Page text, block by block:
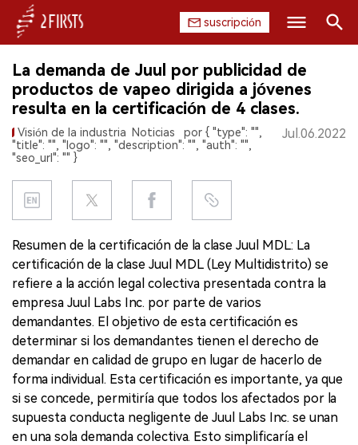
suscripción
INICIO
EMPRESA
PRODUCTO
REGULACIÓN
DATOS
EXPOSICIÓN
ENTREVISTA
Buscar
La demanda de Juul por publicidad de
productos de vapeo dirigida a jóvenes
resulta en la certificación de 4 clases.
Visión de la industria Noticias
por { "type": "",
"title": "", "logo": "", "description": "", "auth": "",
"seo_url": "" }
Jul.06.2022
Resumen de la certificación de la clase Juul MDL: La
certificación de la clase Juul MDL (Ley Multidistrito) se
refiere a la acción legal colectiva presentada contra la
empresa Juul Labs Inc. por parte de varios
demandantes. El objetivo de esta certificación es
determinar si los demandantes tienen el derecho de
demandar en calidad de grupo en lugar de hacerlo de
forma individual. Esta certificación es importante, ya que
si se concede, permitiría que todos los afectados por la
supuesta conducta negligente de Juul Labs Inc. se unan
en una sola demanda colectiva. Esto simplificaría el